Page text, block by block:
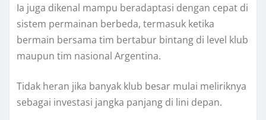
Ia juga dikenal mampu beradaptasi dengan cepat di
sistem permainan berbeda, termasuk ketika
bermain bersama tim bertabur bintang di level klub
maupun tim nasional Argentina.
Tidak heran jika banyak klub besar mulai meliriknya
sebagai investasi jangka panjang di lini depan.